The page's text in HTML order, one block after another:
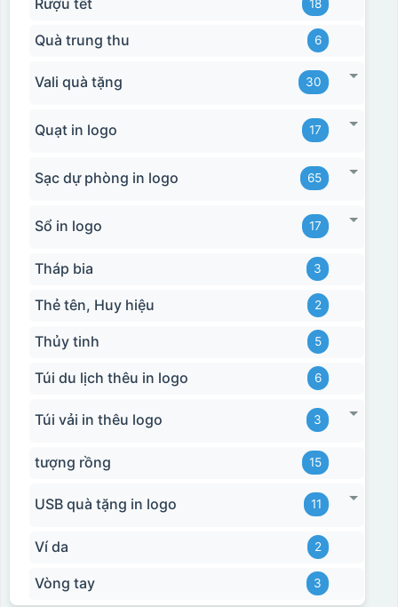
18
Quà trung thu 6
Vali quà tặng 30
Quạt in logo 17
Sạc dự phòng in logo 65
Sổ in logo 17
Tháp bia 3
Thẻ tên, Huy hiệu 2
Thủy tinh 5
Túi du lịch thêu in logo 6
Túi vải in thêu logo 3
tượng rồng 15
USB quà tặng in logo 11
Ví da 2
Vòng tay 3